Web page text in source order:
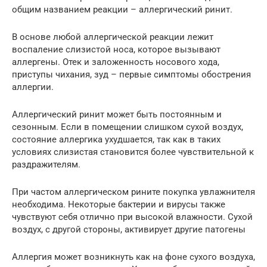
общим названием реакции – аллергический ринит.
В основе любой аллергической реакции лежит
воспаление слизистой носа, которое вызывают
аллергены. Отек и заложенность носового хода,
приступы чихания, зуд – первые симптомы обострения
аллергии.
Аллергический ринит может быть постоянным и
сезонным. Если в помещении слишком сухой воздух,
состояние аллергика ухудшается, так как в таких
условиях слизистая становится более чувствительной к
раздражителям.
При частом аллергическом рините покупка увлажнителя
необходима. Некоторые бактерии и вирусы также
чувствуют себя отлично при высокой влажности. Сухой
воздух, с другой стороны, активирует другие патогены
Аллергия может возникнуть как на фоне сухого воздуха,